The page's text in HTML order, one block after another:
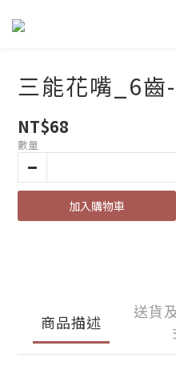
三能花嘴_6
NT$68
數量
加入購物車
商品描述
送貨